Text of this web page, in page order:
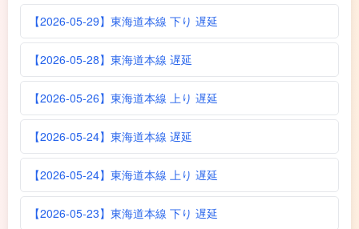
【2026-05-29】東海道本線 下り 遅延
【2026-05-28】東海道本線 遅延
【2026-05-26】東海道本線 上り 遅延
【2026-05-24】東海道本線 遅延
【2026-05-24】東海道本線 上り 遅延
【2026-05-23】東海道本線 下り 遅延